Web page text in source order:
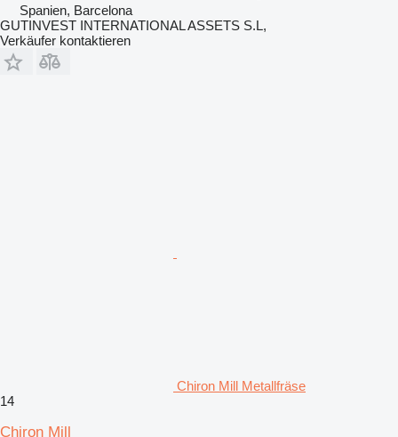
Spanien, Barcelona
GUTINVEST INTERNATIONAL ASSETS S.L,
Verkäufer kontaktieren
Chiron Mill Metallfräse
14
Chiron Mill